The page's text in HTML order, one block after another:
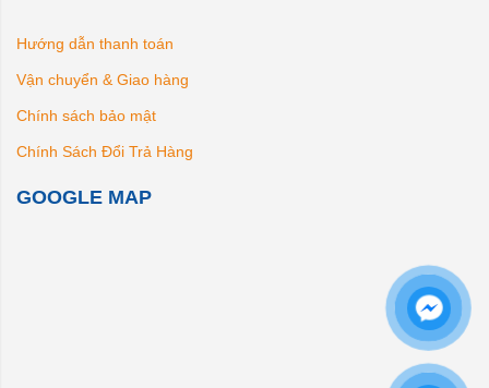
Hướng dẫn thanh toán
Vận chuyển & Giao hàng
Chính sách bảo mật
Chính Sách Đổi Trả Hàng
GOOGLE MAP